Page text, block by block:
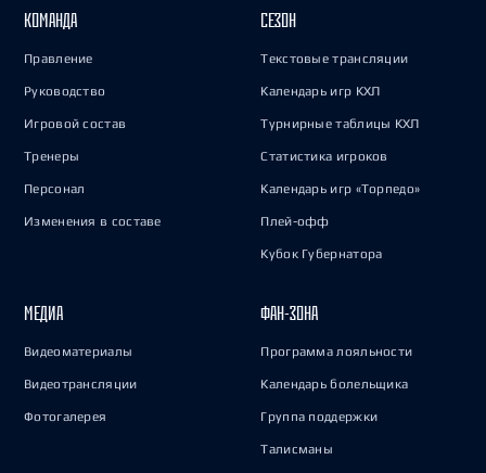
КОМАНДА
Правление
Руководство
Игровой состав
Тренеры
Персонал
Изменения в составе
СЕЗОН
Текстовые трансляции
Календарь игр КХЛ
Турнирные таблицы КХЛ
Статистика игроков
Календарь игр «Торпедо»
Плей-офф
Кубок Губернатора
МЕДИА
Видеоматериалы
Видеотрансляции
Фотогалерея
ФАН-ЗОНА
Программа лояльности
Календарь болельщика
Группа поддержки
Талисманы